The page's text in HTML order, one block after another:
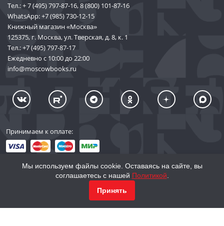
Тел.:+ 7 (495) 797-87-16,8 (800) 101-87-16
WhatsApp:+7 (985) 730-12-15
Книжный магазин «Москва»
125375, г. Москва, ул. Тверская, д. 8, к. 1
Тел.:+7 (495) 797-87-17
Ежедневно с 10:00 до 22:00
info@moscowbooks.ru
Принимаем к оплате:
© 2002–2026 «Торговый Дом Книги «МОСКВА»
Мы используем файлы cookie. Оставаясь на сайте, вы
соглашаетесь с нашей Политикой
Принять